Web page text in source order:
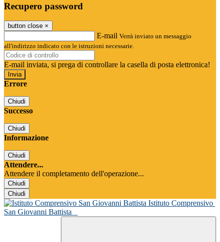
Recupero password
button close ×
E-mail Verrà inviato un messaggio
all'indirizzo indicato con le istruzioni necessarie.
E-mail inviata, si prega di controllare la casella di posta elettronica!
Errore
Chiudi
Successo
Chiudi
Informazione
Chiudi
Attendere...
Attendere il completamento dell'operazione...
Chiudi
Chiudi
Istituto Comprensivo
San Giovanni Battista